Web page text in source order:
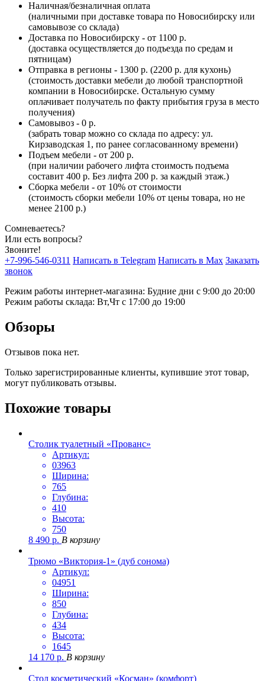
Наличная/безналичная оплата
(наличными при доставке товара по Новосибирску или
самовывозе со склада)
Доставка по Новосибирску - от 1100 р.
(доставка осуществляется до подъезда по средам и
пятницам)
Отправка в регионы - 1300 р. (2200 р. для кухонь)
(стоимость доставки мебели до любой транспортной
компании в Новосибирске. Остальную сумму
оплачивает получатель по факту прибытия груза в место
получения)
Самовывоз - 0 р.
(забрать товар можно со склада по адресу: ул.
Кирзаводская 1, по ранее согласованному времени)
Подъем мебели - от 200 р.
(при наличии рабочего лифта стоимость подъема
составит 400 р. Без лифта 200 р. за каждый этаж.)
Сборка мебели - от 10% от стоимости
(стоимость сборки мебели 10% от цены товара, но не
менее 2100 р.)
Сомневаетесь?
Или есть вопросы?
Звоните!
+7-996-546-0311 Написать в Telegram Написать в Max Заказать
звонок
Режим работы интернет-магазина: Будние дни с 9:00 до 20:00
Режим работы склада: Вт,Чт с 17:00 до 19:00
Обзоры
Отзывов пока нет.
Только зарегистрированные клиенты, купившие этот товар,
могут публиковать отзывы.
Похожие товары
Столик туалетный «Прованс»
Артикул:
03963
Ширина:
765
Глубина:
410
Высота:
750
8 490 р. В корзину
Трюмо «Виктория-1» (дуб сонома)
Артикул:
04951
Ширина:
850
Глубина:
434
Высота:
1645
14 170 р. В корзину
Стол косметический «Косман» (комфорт)